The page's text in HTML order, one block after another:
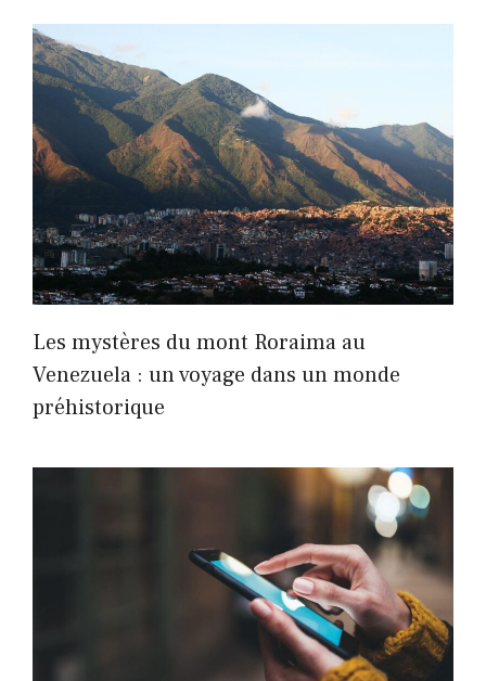
Les mystères du mont Roraima au
Venezuela : un voyage dans un monde
préhistorique